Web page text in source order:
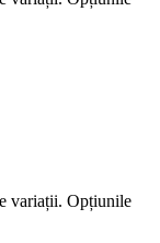
variații. Opțiunile